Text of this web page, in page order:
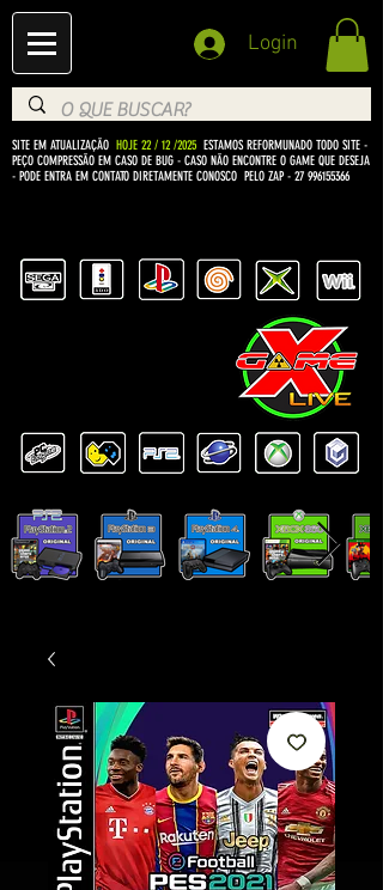
Login
SITE EM ATUALIZAÇÃO HOJE 22 / 12 /2025 ESTAMOS REFORMUNADO TODO SITE -
PEÇO COMPRESSÃO EM CASO DE BUG - CASO NÃO ENCONTRE O GAME QUE DESEJA
- PODE ENTRA EM CONTATO DIRETAMENTE CONOSCO PELO ZAP - 27 996155366